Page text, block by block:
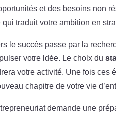
et des besoins non
traduit votre ambition en
le succès passe par la
votre idée. Le choix du
votre activité. Une fois ces
chapitre de votre vie
demande une